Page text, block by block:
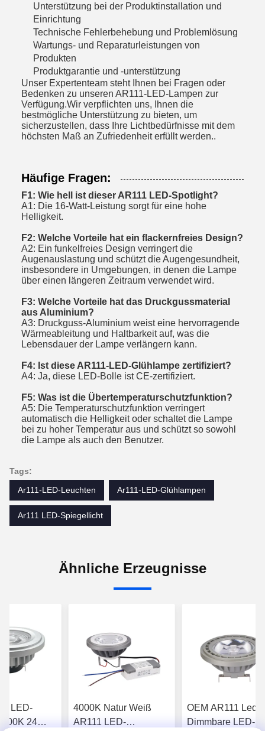
Unterstützung bei der Produktinstallation und
Einrichtung
Technische Fehlerbehebung und Problemlösung
Wartungs- und Reparaturleistungen von
Produkten
Produktgarantie und -unterstützung
Unser Expertenteam steht Ihnen bei Fragen oder
Bedenken zu unseren AR111-LED-Lampen zur
Verfügung.Wir verpflichten uns, Ihnen die
bestmögliche Unterstützung zu bieten, um
sicherzustellen, dass Ihre Lichtbedürfnisse mit dem
höchsten Maß an Zufriedenheit erfüllt werden..
Häufige Fragen:
F1: Wie hell ist dieser AR111 LED-Spotlight?
A1: Die 16-Watt-Leistung sorgt für eine hohe
Helligkeit.
F2: Welche Vorteile hat ein flackernfreies Design?
A2: Ein funkelfreies Design verringert die
Augenauslastung und schützt die Augengesundheit,
insbesondere in Umgebungen, in denen die Lampe
über einen längeren Zeitraum verwendet wird.
F3: Welche Vorteile hat das Druckgussmaterial
aus Aluminium?
A3: Druckguss-Aluminium weist eine hervorragende
Wärmeableitung und Haltbarkeit auf, was die
Lebensdauer der Lampe verlängern kann.
F4: Ist diese AR111-LED-Glühlampe zertifiziert?
A4: Ja, diese LED-Bolle ist CE-zertifiziert.
F5: Was ist die Übertemperaturschutzfunktion?
A5: Die Temperaturschutzfunktion verringert
automatisch die Helligkeit oder schaltet die Lampe
bei zu hoher Temperatur aus und schützt so sowohl
die Lampe als auch den Benutzer.
Tags:
Ar111-LED-Leuchten
Ar111-LED-Glühlampen
Ar111 LED-Spiegellicht
Ähnliche Erzeugnisse
LED-
24
4000K Natur Weiß
AR111 LED-
OEM AR111 Led
Dimmbare LED-